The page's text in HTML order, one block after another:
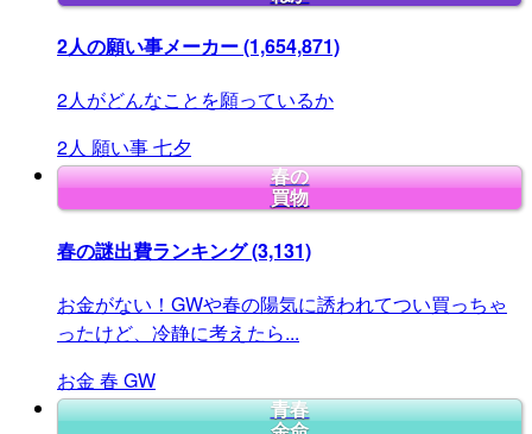
2人の願い事メーカー(1,654,871)
2人がどんなことを願っているか
2人 願い事七夕
春の
買物
春の謎出費ランキング(3,131)
お金がない！GWや春の陽気に誘われてつい買っちゃ
ったけど、冷静に考えたら...
お金 春 GW
青春